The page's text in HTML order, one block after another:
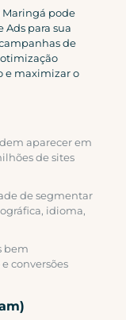
pode
Ads para sua
de
e maximizar o
aparecer em
de sites
de segmentar
idioma,
bem
conversões